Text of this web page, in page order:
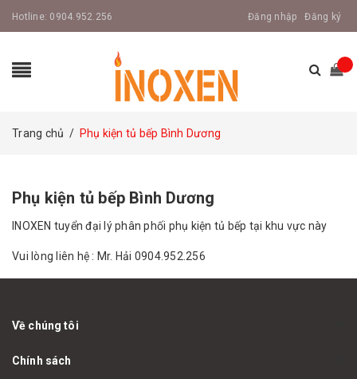
Hotline: 0904.952.256 Đăng nhập Đăng ký
Trang chủ / Phụ kiện tủ bếp Bình Dương
Phụ kiện tủ bếp Bình Dương
INOXEN tuyển đại lý phân phối phụ kiện tủ bếp tại khu vực này
Vui lòng liên hệ : Mr. Hải 0904.952.256
Về chúng tôi
Chính sách